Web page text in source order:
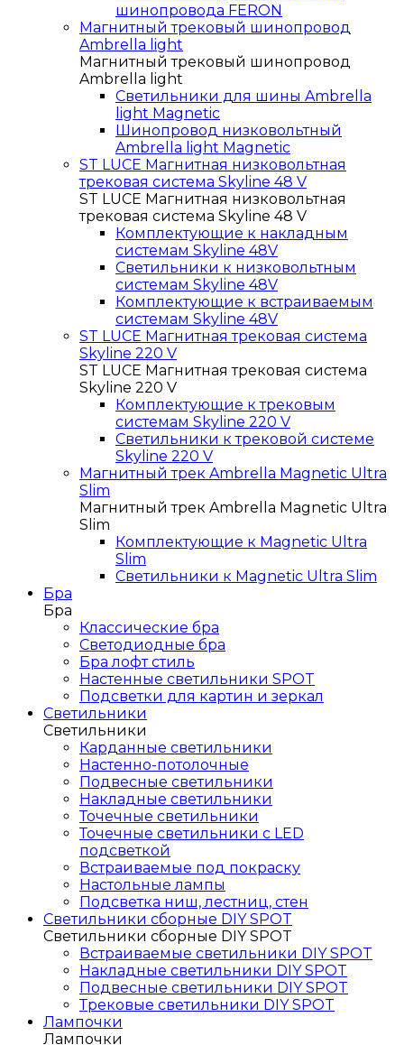
шинопровода FERON
Магнитный трековый шинопровод
Ambrella light
Магнитный трековый шинопровод
Ambrella light
Светильники для шины Ambrella
light Magnetic
Шинопровод низковольтный
Ambrella light Magnetic
ST LUCE Магнитная низковольтная
трековая система Skyline 48 V
ST LUCE Магнитная низковольтная
трековая система Skyline 48 V
Комплектующие к накладным
системам Skyline 48V
Светильники к низковольтным
системам Skyline 48V
Комплектующие к встраиваемым
системам Skyline 48V
ST LUCE Магнитная трековая система
Skyline 220 V
ST LUCE Магнитная трековая система
Skyline 220 V
Комплектующие к трековым
системам Skyline 220 V
Светильники к трековой системе
Skyline 220 V
Магнитный трек Ambrella Magnetic Ultra
Slim
Магнитный трек Ambrella Magnetic Ultra
Slim
Комплектующие к Magnetic Ultra
Slim
Светильники к Magnetic Ultra Slim
Бра
Бра
Классические бра
Светодиодные бра
Бра лофт стиль
Настенные светильники SPOT
Подсветки для картин и зеркал
Светильники
Светильники
Карданные светильники
Настенно-потолочные
Подвесные светильники
Накладные светильники
Точечные светильники
Точечные светильники с LED
подсветкой
Встраиваемые под покраску
Настольные лампы
Подсветка ниш, лестниц, стен
Светильники сборные DIY SPOT
Светильники сборные DIY SPOT
Встраиваемые светильники DIY SPOT
Накладные светильники DIY SPOT
Подвесные светильники DIY SPOT
Трековые светильники DIY SPOT
Лампочки
Лампочки